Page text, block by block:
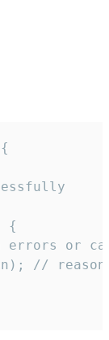
{
errors or
//